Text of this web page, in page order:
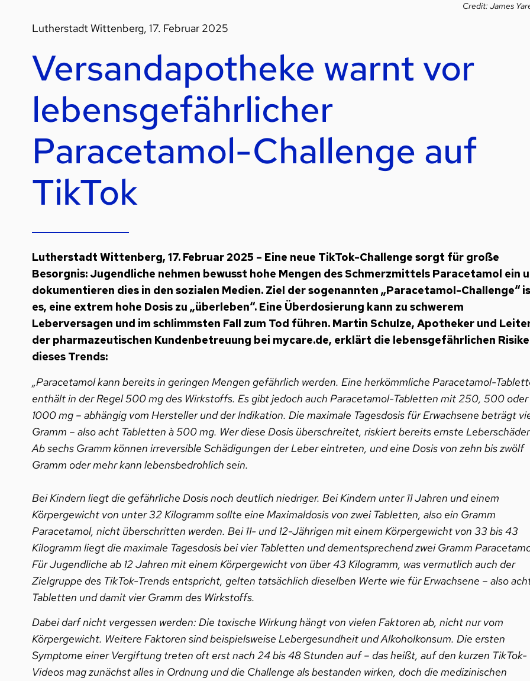
Credit: James
Lutherstadt Wittenberg, 17. Februar 2025
Versandapotheke warnt vor
lebensgefährlicher
Paracetamol-Challenge auf
TikTok
Lutherstadt Wittenberg, 17. Februar 2025 – Eine neue TikTok-Challenge sorgt für große
Besorgnis: Jugendliche nehmen bewusst hohe Mengen des Schmerzmittels Paracetamol ein
dokumentieren dies in den sozialen Medien. Ziel der sogenannten „Paracetamol-Challenge“
es, eine extrem hohe Dosis zu „überleben“. Eine Überdosierung kann zu schwerem
Leberversagen und im schlimmsten Fall zum Tod führen. Martin Schulze, Apotheker und
der pharmazeutischen Kundenbetreuung bei mycare.de, erklärt die lebensgefährlichen
dieses Trends:
„Paracetamol kann bereits in geringen Mengen gefährlich werden. Eine herkömmliche Paracetamol-
enthält in der Regel 500 mg des Wirkstoffs. Es gibt jedoch auch Paracetamol-Tabletten mit 250, 500 oder
1000 mg – abhängig vom Hersteller und der Indikation. Die maximale Tagesdosis für Erwachsene beträgt
Gramm – also acht Tabletten à 500 mg. Wer diese Dosis überschreitet, riskiert bereits ernste
Ab sechs Gramm können irreversible Schädigungen der Leber eintreten, und eine Dosis von zehn bis zwölf
Gramm oder mehr kann lebensbedrohlich sein.
Bei Kindern liegt die gefährliche Dosis noch deutlich niedriger. Bei Kindern unter 11 Jahren und einem
Körpergewicht von unter 32 Kilogramm sollte eine Maximaldosis von zwei Tabletten, also ein Gramm
Paracetamol, nicht überschritten werden. Bei 11- und 12-Jährigen mit einem Körpergewicht von 33 bis 43
Kilogramm liegt die maximale Tagesdosis bei vier Tabletten und dementsprechend zwei Gramm
Für Jugendliche ab 12 Jahren mit einem Körpergewicht von über 43 Kilogramm, was vermutlich auch der
Zielgruppe des TikTok-Trends entspricht, gelten tatsächlich dieselben Werte wie für Erwachsene – also
Tabletten und damit vier Gramm des Wirkstoffs.
Dabei darf nicht vergessen werden: Die toxische Wirkung hängt von vielen Faktoren ab, nicht nur vom
Körpergewicht. Weitere Faktoren sind beispielsweise Lebergesundheit und Alkoholkonsum. Die ersten
Symptome einer Vergiftung treten oft erst nach 24 bis 48 Stunden auf – das heißt, auf den kurzen TikTok-
Videos mag zunächst alles in Ordnung und die Challenge als bestanden wirken, doch die medizinischen